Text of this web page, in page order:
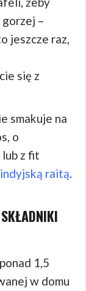
–
jeszcze raz,
się z
smakuje na
o
z fit
indyjską raitą
1,5
w domu